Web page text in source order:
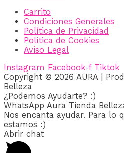
Carrito
Condiciones Generales
Política de Privacidad
Política de Cookies
Aviso Legal
Instagram Facebook-f Tiktok
Copyright © 2026 AURA |
Belleza
¿Podemos Ayudarte? :)
WhatsApp Aura Tienda
Nos encanta ayudar. Para lo
estamos :)
Abrir chat